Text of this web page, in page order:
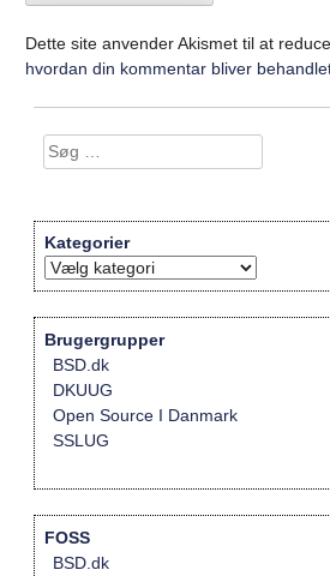
Dette site anvender Akismet til at
hvordan din kommentar bliver
Søg
efter:
Kategorier
Kategorier
Brugergrupper
BSD.dk
DKUUG
Open Source I Danmark
SSLUG
FOSS
BSD.dk